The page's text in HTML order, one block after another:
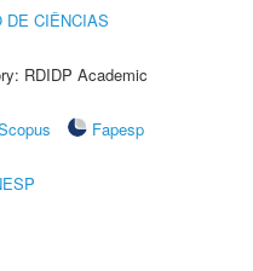
DE CIÊNCIAS
RDIDP Academic
Fapesp